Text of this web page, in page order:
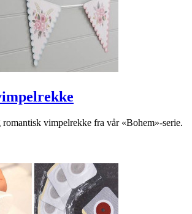
vimpelrekke fra vår «Bohem»-serie.